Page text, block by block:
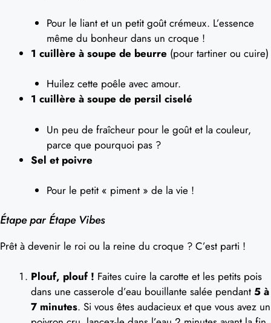
Pour le liant et un petit goût crémeux. L’essence
même du bonheur dans un croque !
1 cuillère à soupe de beurre (pour tartiner ou cuire)
Huilez cette poêle avec amour.
1 cuillère à soupe de persil ciselé
Un peu de fraîcheur pour le goût et la couleur,
parce que pourquoi pas ?
Sel et poivre
Pour le petit « piment » de la vie !
Étape par Étape Vibes
Prêt à devenir le roi ou la reine du croque ? C’est parti !
Plouf, plouf ! Faites cuire la carotte et les petits pois
dans une casserole d’eau bouillante salée pendant 5 à
7 minutes. Si vous êtes audacieux et que vous avez un